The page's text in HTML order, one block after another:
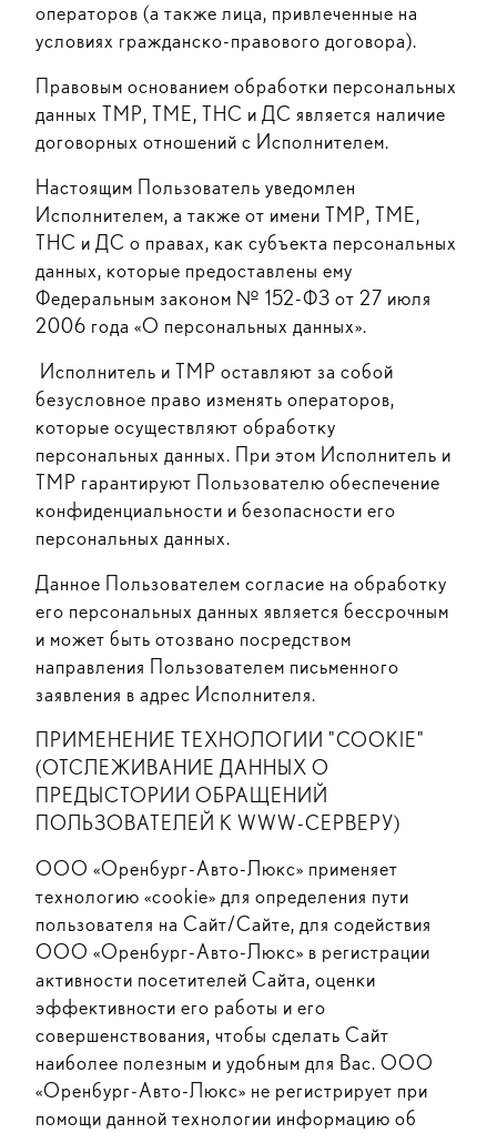
операторов (а также лица, привлеченные на
условиях гражданско-правового договора).
Правовым основанием обработки персональных
данных ТМР, ТМЕ, ТНС и ДС является наличие
договорных отношений с Исполнителем.
Настоящим Пользователь уведомлен
Исполнителем, а также от имени ТМР, ТМЕ,
ТНС и ДС о правах, как субъекта персональных
данных, которые предоставлены ему
Федеральным законом № 152-ФЗ от 27 июля
2006 года «О персональных данных».
Исполнитель и ТМР оставляют за собой
безусловное право изменять операторов,
которые осуществляют обработку
персональных данных. При этом Исполнитель и
ТМР гарантируют Пользователю обеспечение
конфиденциальности и безопасности его
персональных данных.
Данное Пользователем согласие на обработку
его персональных данных является бессрочным
и может быть отозвано посредством
направления Пользователем письменного
заявления в адрес Исполнителя.
ПРИМЕНЕНИЕ ТЕХНОЛОГИИ "COOKIE"
(ОТСЛЕЖИВАНИЕ ДАННЫХ О
ПРЕДЫСТОРИИ ОБРАЩЕНИЙ
ПОЛЬЗОВАТЕЛЕЙ К WWW-СЕРВЕРУ)
ООО «Оренбург-Авто-Люкс» применяет
технологию «cookie» для определения пути
пользователя на Сайт/Сайте, для содействия
ООО «Оренбург-Авто-Люкс» в регистрации
активности посетителей Сайта, оценки
эффективности его работы и его
совершенствования, чтобы сделать Сайт
наиболее полезным и удобным для Вас. ООО
«Оренбург-Авто-Люкс» не регистрирует при
помощи данной технологии информацию об